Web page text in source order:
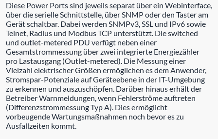
Diese Power Ports sind jeweils separat über ein Webinterface,
über die serielle Schnittstelle, über SNMP oder den Taster am
Gerät schaltbar. Dabei werden SNMPv3, SSL und IPv6 sowie
Telnet, Radius und Modbus TCP unterstützt. Die switched
und outlet-metered PDU verfügt neben einer
Gesamtstrommessung über zwei integrierte Energiezähler
pro Lastausgang (Outlet-metered). Die Messung einer
Vielzahl elektrischer Größen ermöglichen es dem Anwender,
Stromspar-Potenziale auf Geräteebene in der IT-Umgebung
zu erkennen und auszuschöpfen. Darüber hinaus erhält der
Betreiber Warnmeldungen, wenn Fehlerströme auftreten
(Differenzstrommessung Typ A). Dies ermöglicht
vorbeugende Wartungsmaßnahmen noch bevor es zu
Ausfallzeiten kommt.